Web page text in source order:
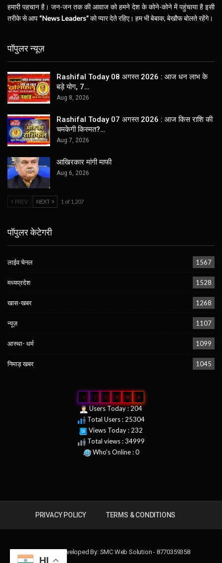
हमारी पहचान है। जन-जन तक की आवाज को हमने देश के कोने-कोने में पहुंचाया है इसी
तरीके से आप “News Leaders”को प्यार देते रहिए। हम भी बेबाक, बेखौफ बोलते रहेंगे।
पॉपुलर न्यूज़
Rashifal Today 08 अगस्त 2026 : आज धन लाभ के
बड़े योग, 7…
Aug 8, 2026
Rashifal Today 07 अगस्त 2026 : आज किस राशि की
चमकेगी किस्मत?…
Aug 7, 2026
आखिरकार मांगी माफी
Aug 6, 2026
PREV NEXT 1 of 1,207
पॉपुलर केटेगरी
लाईव चेनल 1567
मध्यप्रदेश 1528
खास-खबर 1268
न्यूज़ 1107
आस्था- धर्म 1099
निमाड़ खबर 1045
0 2 5 3 0 4
Users Today : 204
Total Users : 25304
Views Today : 232
Total views : 34999
Who's Online : 0
PRIVACY POLICY TERMS & CONDITIONS
Design & Developed By: SMC Web Solution - 8770359358
HI